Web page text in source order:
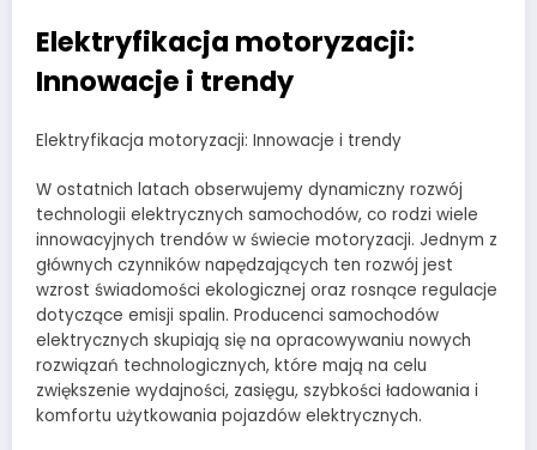
Elektryfikacja motoryzacji:
Innowacje i trendy
Elektryfikacja motoryzacji: Innowacje i trendy
W ostatnich latach obserwujemy dynamiczny rozwój
technologii elektrycznych samochodów, co rodzi wiele
innowacyjnych trendów w świecie motoryzacji. Jednym z
głównych czynników napędzających ten rozwój jest
wzrost świadomości ekologicznej oraz rosnące regulacje
dotyczące emisji spalin. Producenci samochodów
elektrycznych skupiają się na opracowywaniu nowych
rozwiązań technologicznych, które mają na celu
zwiększenie wydajności, zasięgu, szybkości ładowania i
komfortu użytkowania pojazdów elektrycznych.